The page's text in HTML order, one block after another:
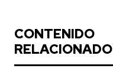
CONTENIDO
RELACIONADO